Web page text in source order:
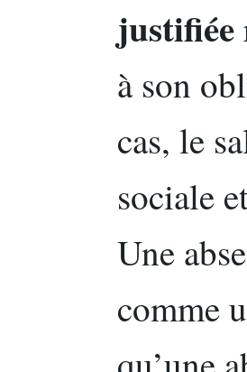
justifiée
à son
cas, le
sociale
Une
comme